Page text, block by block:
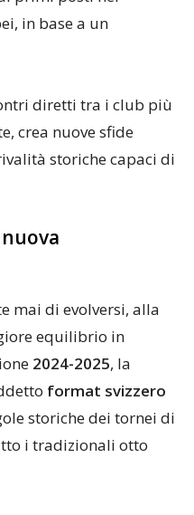
in base a un
diretti tra i club più
crea nuove sfide
storiche capaci di
mai di evolversi, alla
equilibrio in
2024-2025, la
format svizzero
storiche dei tornei di
i tradizionali otto